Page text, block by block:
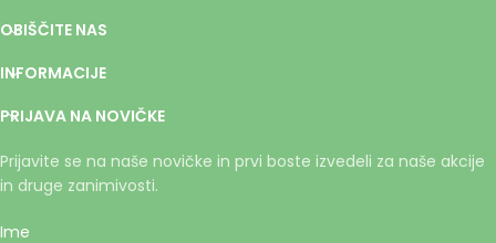
OBIŠČITE NAS
INFORMACIJE
PRIJAVA NA NOVIČKE
Prijavite se na naše novičke in prvi boste izvedeli za naše akcije
in druge zanimivosti.
Ime